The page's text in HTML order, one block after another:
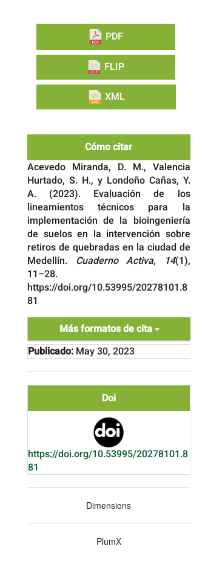
PDF
FLIP
XML
Cómo citar
Acevedo Miranda, D. M., Valencia
Hurtado, S. H., y Londoño Cañas, Y.
A. (2023). Evaluación de los
lineamientos técnicos para la
implementación de la bioingeniería
de suelos en la intervención sobre
retiros de quebradas en la ciudad de
Medellín. Cuaderno Activa, 14(1),
11–28.
https://doi.org/10.53995/20278101.8
81
Más formatos de cita
Publicado: May 30, 2023
Doi
https://doi.org/10.53995/20278101.8
81
Dimensions
PlumX